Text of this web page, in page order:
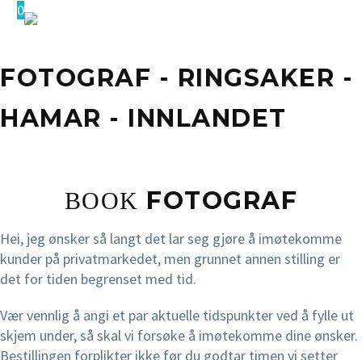
0
FOTOGRAF - RINGSAKER -
HAMAR - INNLANDET
BOOK FOTOGRAF
Hei, jeg ønsker så langt det lar seg gjøre å imøtekomme
kunder på privatmarkedet, men grunnet annen stilling er
det for tiden begrenset med tid.
Vær vennlig å angi et par aktuelle tidspunkter ved å fylle ut
skjem under, så skal vi forsøke å imøtekomme dine ønsker.
Bestillingen forplikter ikke før du godtar timen vi setter